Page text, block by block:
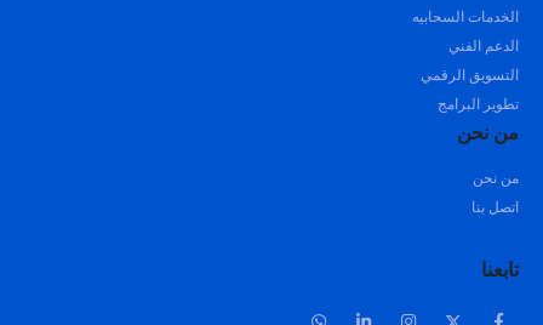
الخدمات السحابيه
الدعم الفني
التسويق الرقمي
تطوير البرامج
من نحن
من نحن
اتصل بنا
تابعنا